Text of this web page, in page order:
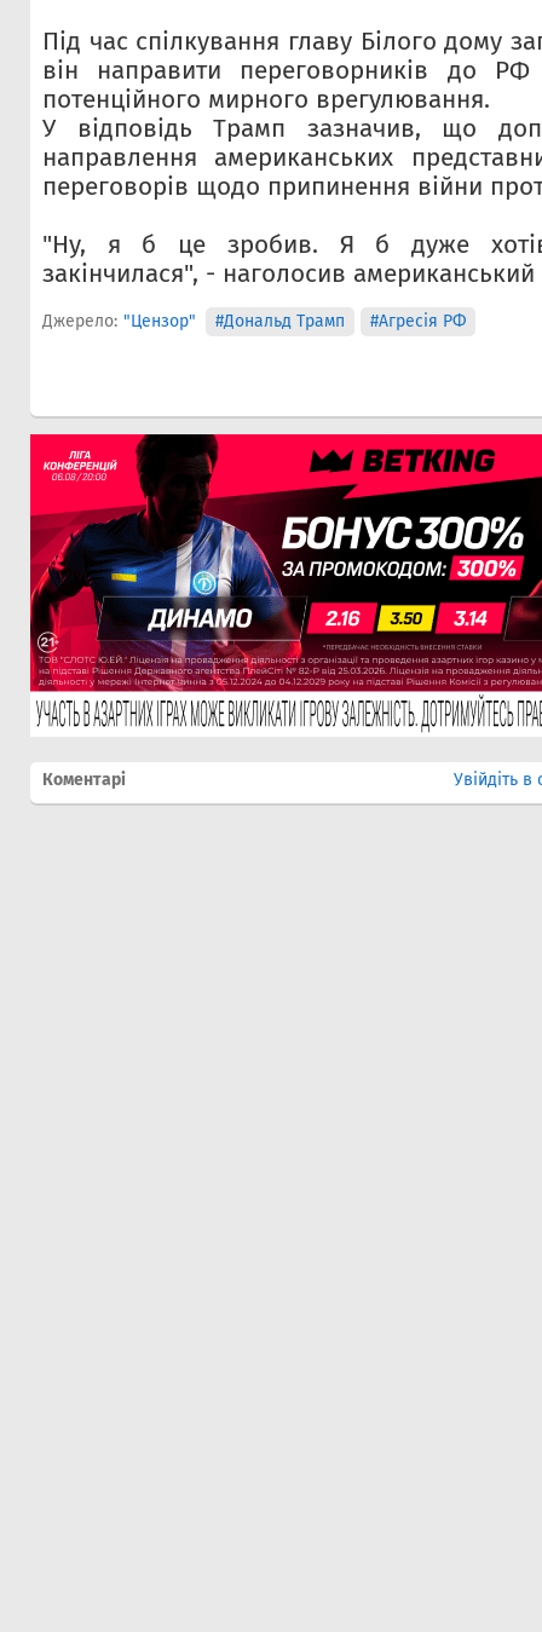
Під час спілкування главу Білого дому
він направити переговорників до
потенційного мирного врегулювання.
У відповідь Трамп зазначив, що
направлення американських
переговорів щодо припинення війни
"Ну, я б це зробив. Я б дуже
закінчилася", - наголосив американський
Джерело: "Цензор" #Дональд Трамп #Агресія РФ
Коментарі Увійдіть в